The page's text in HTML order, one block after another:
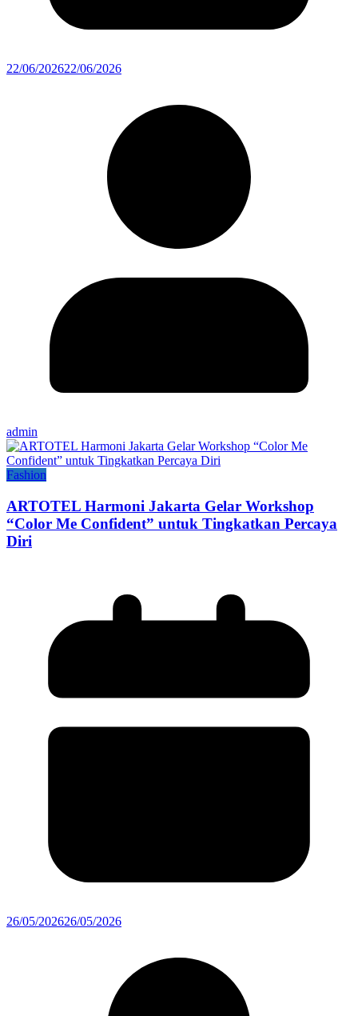
22/06/202622/06/2026
admin
Fashion
ARTOTEL Harmoni Jakarta Gelar Workshop
“Color Me Confident” untuk Tingkatkan Percaya
Diri
26/05/202626/05/2026